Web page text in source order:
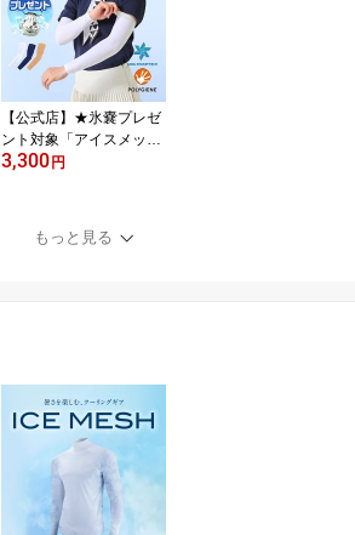
ェア UV手袋 ICE WEAVE
夏用 日焼け予防 紫外線
予防 ZEROFIT ゼロフィ
ット イオンスポーツ
【公式店】★氷嚢プレゼ
ント対象「アイスメッシ
ュ アームカバー」返品交
接触冷感インナー スポー
ツウェア UV手袋 ICE ME
3,300円
もっと見る